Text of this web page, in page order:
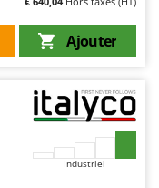
Ajouter
Industriel